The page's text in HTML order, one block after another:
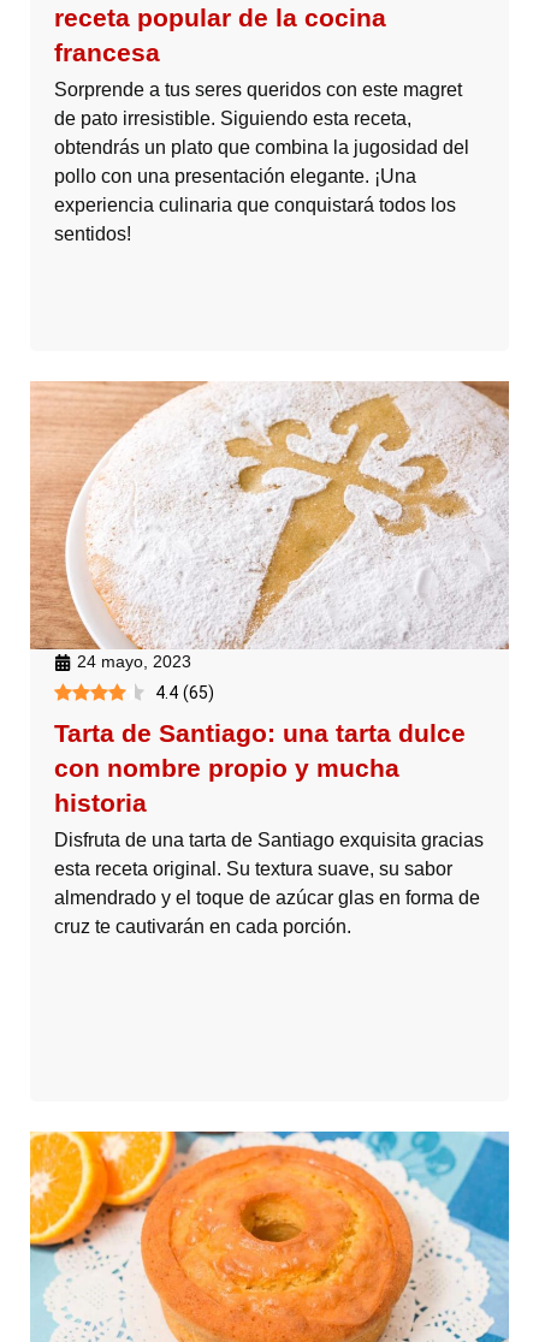
receta popular de la cocina
francesa
Sorprende a tus seres queridos con este magret
de pato irresistible. Siguiendo esta receta,
obtendrás un plato que combina la jugosidad del
pollo con una presentación elegante. ¡Una
experiencia culinaria que conquistará todos los
sentidos!
24 mayo, 2023
4.4 (65)
Tarta de Santiago: una tarta dulce
con nombre propio y mucha
historia
Disfruta de una tarta de Santiago exquisita gracias
esta receta original. Su textura suave, su sabor
almendrado y el toque de azúcar glas en forma de
cruz te cautivarán en cada porción.